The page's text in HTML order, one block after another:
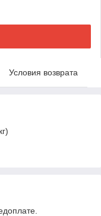
Условия возврата